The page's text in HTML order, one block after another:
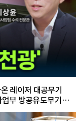
레이저 대공무기
업부 방공유도무기사